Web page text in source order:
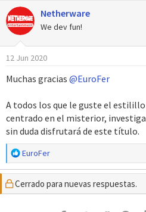
c
c
i
o
n
s
Netherware
We dev fun!
12 Jun 2020
Muchas gracias @EuroFer
A todos los que le guste el
centrado en el misterior,
sin duda disfrutará de este título.
R
e
a
c
c
EuroFer
Cerrado para nuevas respuestas.